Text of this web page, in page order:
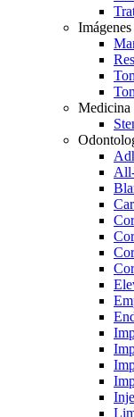
Medicina